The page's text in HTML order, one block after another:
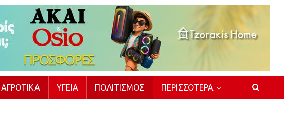
ΑΓΡΟΤΙΚΆ ΥΓΕΊΑ ΠΟΛΙΤΙΣΜΌΣ ΠΕΡΙΣΣΌΤΕΡΑ